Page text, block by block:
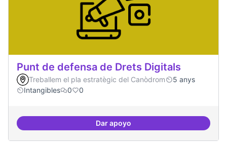
Punt de defensa de Drets Digitals
Treballem el pla estratègic del Canòdrom
5 anys
Intangibles
0 0
Dar apoyoPunt de defensa de Drets Digitals